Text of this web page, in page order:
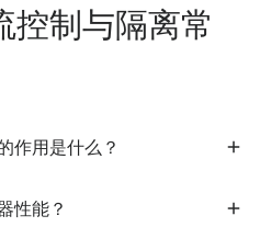
控制与隔离常
作用是什么？
性能？